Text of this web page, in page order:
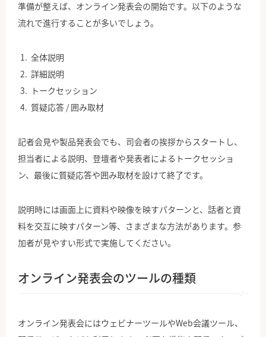
準備が整えば、オンライン発表会の開始です。以下のような
流れで進行することが多いでしょう。
全体説明
詳細説明
トークセッション
質疑応答 / 囲み取材
記者会見や製品発表会でも、司会者の挨拶からスタートし、
担当者による説明、登壇者や発表者によるトークセッショ
ン、最後に質疑応答や囲み取材を設けて終了です。
説明時には画面上に資料や映像を映すパターンと、話者と資
料を交互に映すパターン等、さまざまな方法があります。参
加者が見やすい形式で実施してください。
オンライン発表会のツールの種類
オンライン発表会にはウェビナーツールやWeb会議ツール、